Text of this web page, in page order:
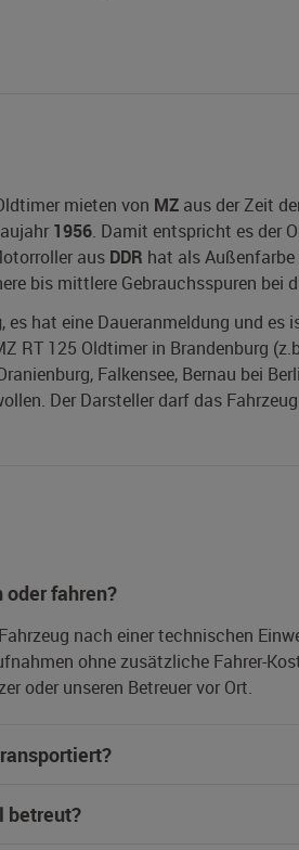
mieten von MZ aus der Zeit
1956. Damit entspricht es der
aus DDR hat als
bis mittlere Gebrauchsspuren bei
, es hat eine Daueranmeldung und es
RT 125 Oldtimer in Brandenburg
Falkensee, Bernau bei
Der Darsteller darf das
oder fahren?
nach einer technischen
ohne zusätzliche Fahrer-
oder unseren Betreuer vor Ort.
betreut?